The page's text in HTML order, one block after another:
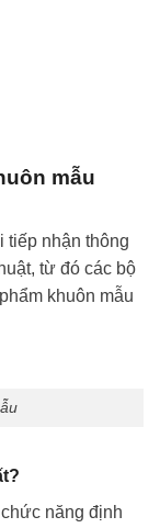
mẫu
tiếp nhận thông
từ đó các bộ
khuôn mẫu
năng định